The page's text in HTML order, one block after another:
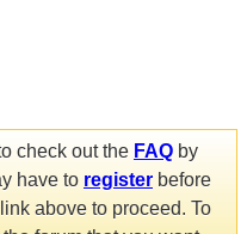
check out the FAQ by
have to register before
above to proceed. To